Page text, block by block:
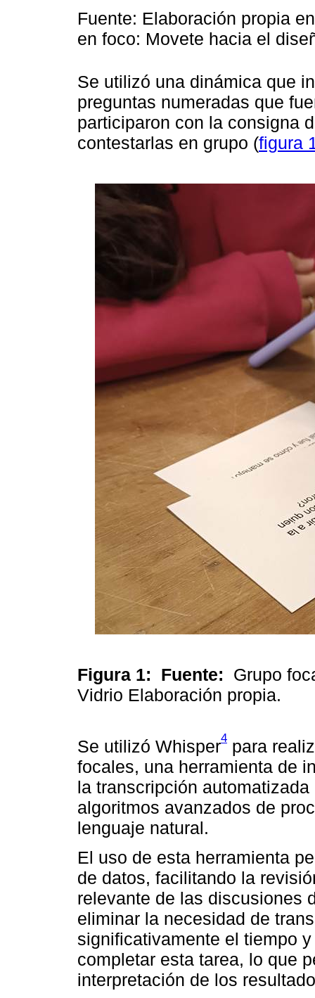
Fuente: Elaboración propia
en foco: Movete hacia el
Se utilizó una dinámica que
preguntas numeradas que
participaron con la consigna
contestarlas en grupo (figura
Figura 1: Fuente: Grupo
Vidrio Elaboración propia.
Se utilizó Whisper4 para
focales, una herramienta de
la transcripción
algoritmos avanzados de
lenguaje natural.
El uso de esta herramienta
de datos, facilitando la
relevante de las discusiones
eliminar la necesidad de
significativamente el tiempo
completar esta tarea, lo que
interpretación de los